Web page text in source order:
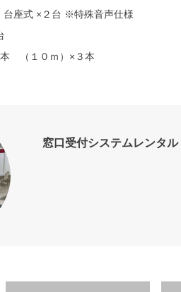
台座式 ×２台 ※特殊音声仕様
（１０ｍ）×３本
窓口受付システムレンタ